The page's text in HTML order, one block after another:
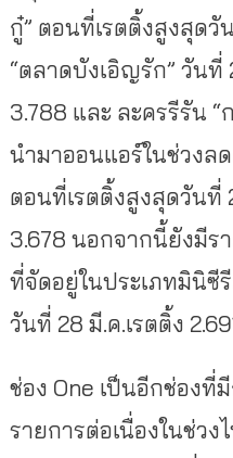
กู๋” ตอนที่เรตติ้งสูงสุดวั
“ตลาดบังเอิญรัก” วันที่
3.788 และ ละครรีรัน
นำมาออนแอร์ในช่วงล
ตอนที่เรตติ้งสูงสุดวันที่
3.678 นอกจากนี้ยังมีร
ที่จัดอยู่ในประเภทมินิซี
วันที่ 28 มี.ค.เรตติ้ง
ช่อง One เป็นอีกช่องที่
รายการต่อเนื่องในช่ว